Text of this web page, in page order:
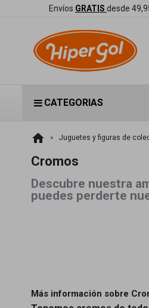
Envíos GRATIS desde
CATEGORIAS
home Juguetes y figuras de
Cromos
Descubre nuestra
puedes perderte
Más información sobre